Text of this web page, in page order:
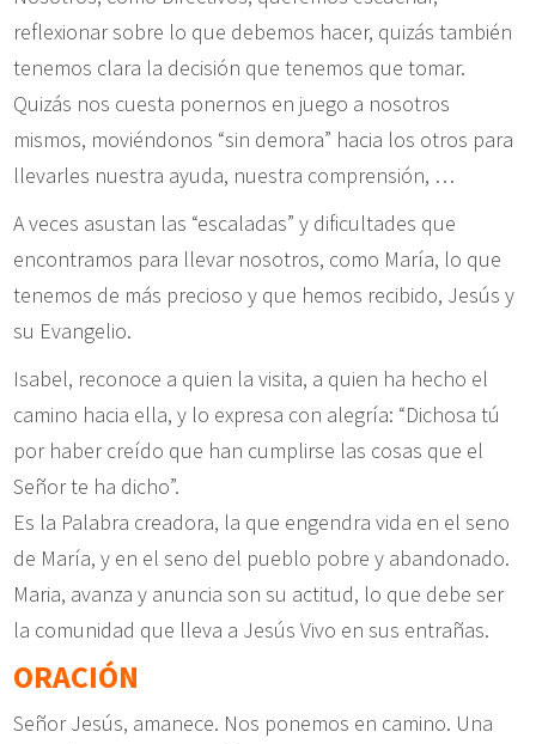
reflexionar sobre lo que debemos hacer, quizás también
tenemos clara la decisión que tenemos que tomar.
Quizás nos cuesta ponernos en juego a nosotros
mismos, moviéndonos “sin demora” hacia los otros para
llevarles nuestra ayuda, nuestra comprensión, …
A veces asustan las “escaladas” y dificultades que
encontramos para llevar nosotros, como María, lo que
tenemos de más precioso y que hemos recibido, Jesús y
su Evangelio.
Isabel, reconoce a quien la visita, a quien ha hecho el
camino hacia ella, y lo expresa con alegría: “Dichosa tú
por haber creído que han cumplirse las cosas que el
Señor te ha dicho”.
Es la Palabra creadora, la que engendra vida en el seno
de María, y en el seno del pueblo pobre y abandonado.
Maria, avanza y anuncia son su actitud, lo que debe ser
la comunidad que lleva a Jesús Vivo en sus entrañas.
ORACIÓN
Señor Jesús, amanece. Nos ponemos en camino. Una